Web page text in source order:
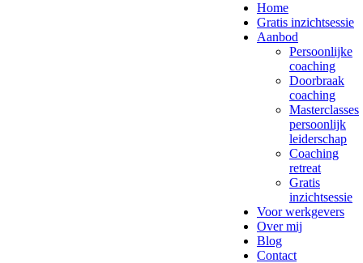
Home
Gratis inzichtsessie
Aanbod
Persoonlijke
coaching
Doorbraak
coaching
Masterclasses
persoonlijk
leiderschap
Coaching
retreat
Gratis
inzichtsessie
Voor werkgevers
Over mij
Blog
Contact